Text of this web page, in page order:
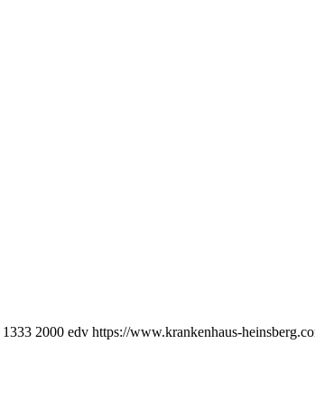
1333 2000 edv https://www.krankenhaus-